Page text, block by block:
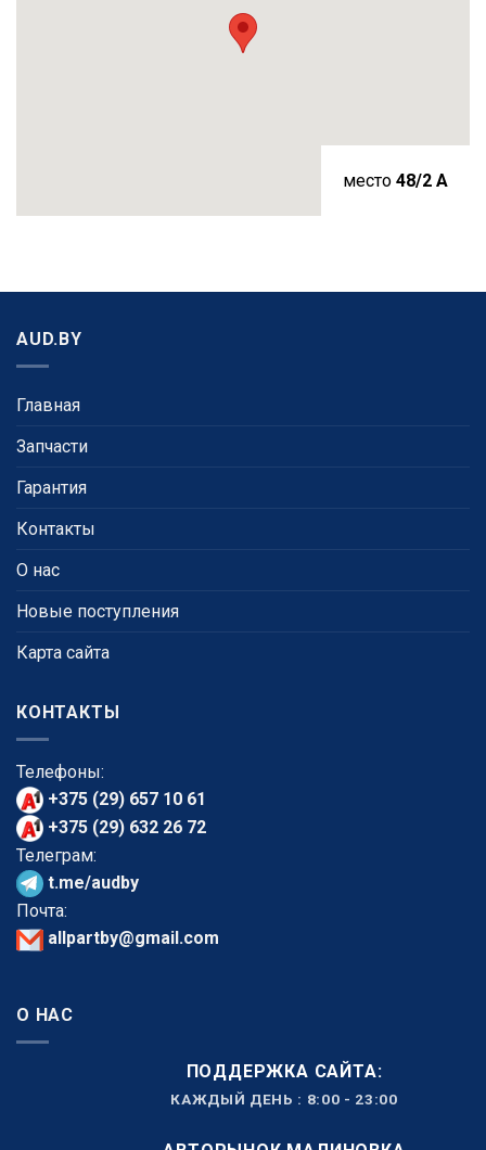
место 48/2 A
AUD.BY
Главная
Запчасти
Гарантия
Контакты
О нас
Новые поступления
Карта сайта
КОНТАКТЫ
Телефоны:
+375 (29) 657 10 61
+375 (29) 632 26 72
Телеграм:
t.me/audby
Почта:
allpartby@gmail.com
О НАС
ПОДДЕРЖКА САЙТА:
КАЖДЫЙ ДЕНЬ : 8:00 - 23:00